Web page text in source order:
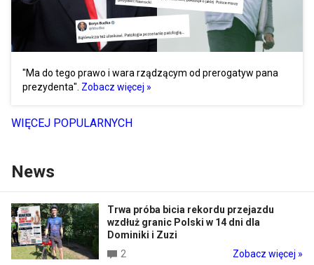
"Ma do tego prawo i wara rządzącym od prerogatyw pana
prezydenta". Zobacz więcej »
WIĘCEJ POPULARNYCH
News
Trwa próba bicia rekordu przejazdu
wzdłuż granic Polski w 14 dni dla
Dominiki i Zuzi
2
Zobacz więcej »